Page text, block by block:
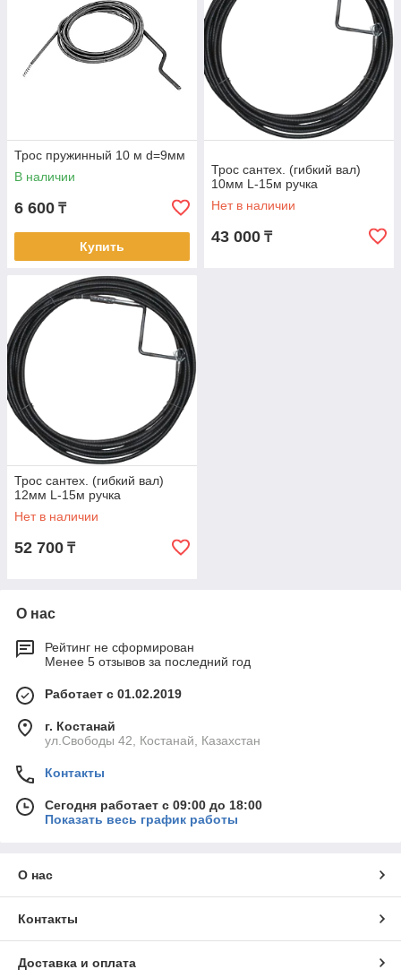
Трос пружинный 10 м d=9мм
В наличии
6 600 ₸
Купить
Трос сантех. (гибкий вал)
10мм L-15м ручка
Нет в наличии
43 000 ₸
Трос сантех. (гибкий вал)
12мм L-15м ручка
Нет в наличии
52 700 ₸
О нас
Рейтинг не сформирован
Менее 5 отзывов за последний год
Работает с 01.02.2019
г. Костанай
ул.Свободы 42, Костанай, Казахстан
Контакты
Сегодня работает с 09:00 до 18:00
Показать весь график работы
О нас
Контакты
Доставка и оплата